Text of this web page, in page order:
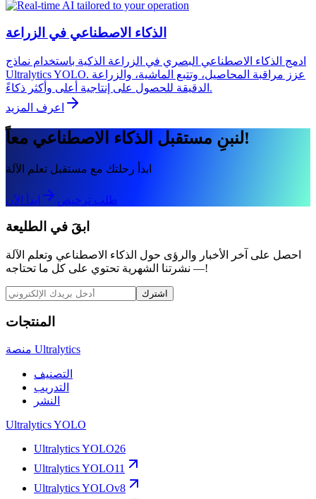
الذكاء الاصطناعي في الزراعة
ادمج الذكاء الاصطناعي البصري في الزراعة الذكية باستخدام نماذج
Ultralytics YOLO. عزز مراقبة المحاصيل، وتتبع الماشية، والزراعة
الدقيقة للحصول على إنتاجية أعلى وأكثر ذكاءً.
اعرف المزيد
لنبنِ مستقبل الذكاء الاصطناعي معاً!
ابدأ رحلتك مع مستقبل تعلم الآلة
طلب ترخيص ابدأ الآن
ابقَ في الطليعة
احصل على آخر الأخبار والرؤى حول الذكاء الاصطناعي وتعلم الآلة
— نشرتنا الشهرية تحتوي على كل ما تحتاجه!
اشترك
المنتجات
منصة Ultralytics
التصنيف
التدريب
النشر
Ultralytics YOLO
Ultralytics YOLO26
Ultralytics YOLO11
Ultralytics YOLOv8